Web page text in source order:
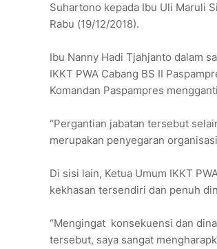
Suhartono kepada Ibu Uli Maruli
Rabu (19/12/2018).
Ibu Nanny Hadi Tjahjanto dalam
IKKT PWA Cabang BS II
Komandan Paspampres
“Pergantian jabatan tersebut
merupakan penyegaran
Di sisi lain, Ketua Umum IKKT
kekhasan tersendiri dan penuh
“Mengingat konsekuensi dan
tersebut, saya sangat